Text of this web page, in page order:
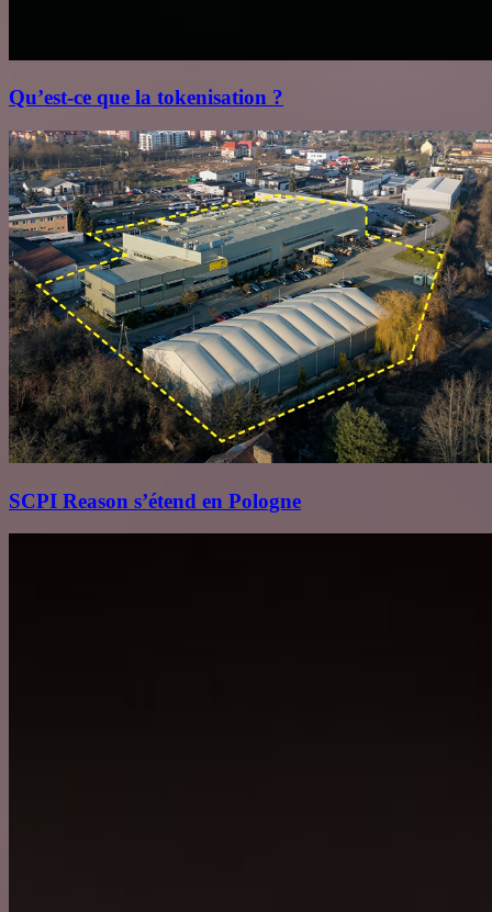
Qu’est‑ce que la tokenisation ?
SCPI Reason s’étend en Pologne